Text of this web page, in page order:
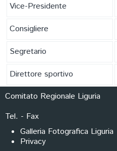
Vice-Presidente
Consigliere
Segretario
Direttore sportivo
Comitato Regionale Liguria
Tel. - Fax
Galleria Fotografica Liguria
Privacy